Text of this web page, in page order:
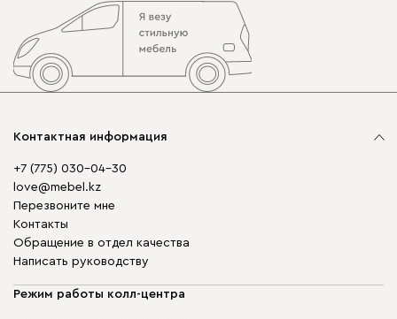
Контактная информация
+7 (775) 030-04-30
love@mebel.kz
Перезвоните мне
Контакты
Обращение в отдел качества
Написать руководству
Режим работы колл-центра